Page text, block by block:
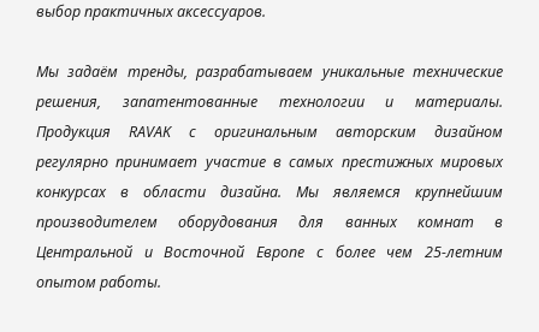
выбор практичных аксессуаров.
Мы задаём тренды, разрабатываем уникальные технические
решения, запатентованные технологии и материалы.
Продукция RAVAK с оригинальным авторским дизайном
регулярно принимает участие в самых престижных мировых
конкурсах в области дизайна. Мы являемся крупнейшим
производителем оборудования для ванных комнат в
Центральной и Восточной Европе с более чем 25-летним
опытом работы.